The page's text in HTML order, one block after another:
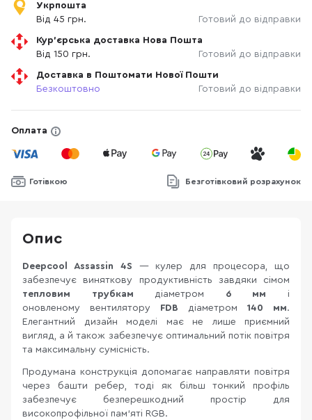
Укрпошта
Від 45 грн.
Готовий до відправки
Кур'єрська доставка Нова Пошта
Від 150 грн.
Готовий до відправки
Доставка в Поштомати Нової Пошти
Безкоштовно
Готовий до відправки
Оплата
Готівкою Безготівковий розрахунок
Опис
Deepcool Assassin 4S — кулер для процесора, що
забезпечує виняткову продуктивність завдяки сімом
тепловим трубкам діаметром 6 мм
і
оновленому вентилятору FDB діаметром 140 мм.
Елегантний дизайн моделі має не лише приємний
вигляд, а й також забезпечує оптимальний потік повітря
та максимальну сумісність.
Продумана конструкція допомагає направляти повітря
через башти ребер, тоді як більш тонкий профіль
забезпечує безперешкодний простір для
високопрофільної пам’яті RGB.